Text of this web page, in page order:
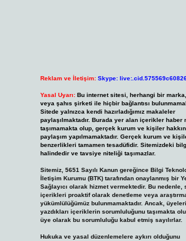
Reklam ve İletişim: Skype:
Yasal Uyarı: Bu internet sitesi, herhangi bir
veya şahıs şirketi ile hiçbir bağlantısı
Sitede yalnızca kendi hazırladığımız makaleler
paylaşılmaktadır. Burada yer alan içerikler haber
taşımamakta olup, gerçek kurum ve kişiler
paylaşım yapılmamaktadır. Gerçek kurum ve
benzerlikleri tamamen tesadüfidir. Sitemizdeki
halindedir ve tavsiye niteliği taşımazlar.
Sitemiz, 5651 Sayılı Kanun gereğince Bilgi
İletişim Kurumu (BTK) tarafından onaylanmış bir
Sağlayıcı olarak hizmet vermektedir. Bu nedenle,
içerikleri proaktif olarak denetleme veya
yükümlülüğümüz bulunmamaktadır. Ancak,
yazdıkları içeriklerin sorumluluğunu taşımakta
üye olarak bu sorumluluğu kabul etmiş sayılırlar.
Hukuka ve yasal düzenlemelere aykırı olduğunu